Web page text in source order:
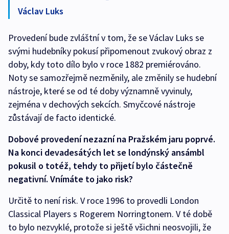
Václav Luks
Provedení bude zvláštní v tom, že se Václav Luks se
svými hudebníky pokusí připomenout zvukový obraz z
doby, kdy toto dílo bylo v roce 1882 premiérováno.
Noty se samozřejmě nezměnily, ale změnily se hudební
nástroje, které se od té doby významně vyvinuly,
zejména v dechových sekcích. Smyčcové nástroje
zůstávají de facto identické.
Dobové provedení nezazní na Pražském jaru poprvé.
Na konci devadesátých let se londýnský ansámbl
pokusil o totéž, tehdy to přijetí bylo částečně
negativní. Vnímáte to jako risk?
Určitě to není risk. V roce 1996 to provedli London
Classical Players s Rogerem Norringtonem. V té době
to bylo nezvyklé, protože si ještě všichni neosvojili, že